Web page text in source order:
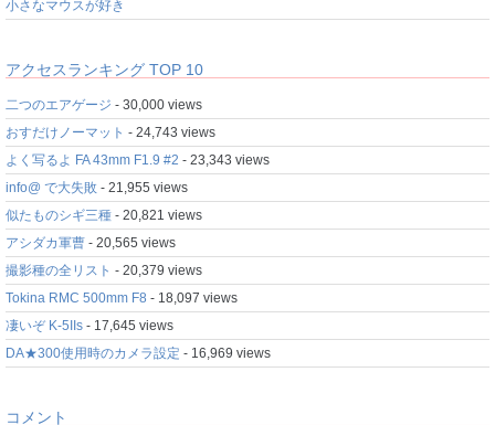
小さなマウスが好き
アクセスランキング TOP 10
二つのエアゲージ - 30,000 views
おすだけノーマット - 24,743 views
よく写るよ FA 43mm F1.9 #2 - 23,343 views
info@ で大失敗 - 21,955 views
似たものシギ三種 - 20,821 views
アシダカ軍曹 - 20,565 views
撮影種の全リスト - 20,379 views
Tokina RMC 500mm F8 - 18,097 views
凄いぞ K-5IIs - 17,645 views
DA★300使用時のカメラ設定 - 16,969 views
コメント